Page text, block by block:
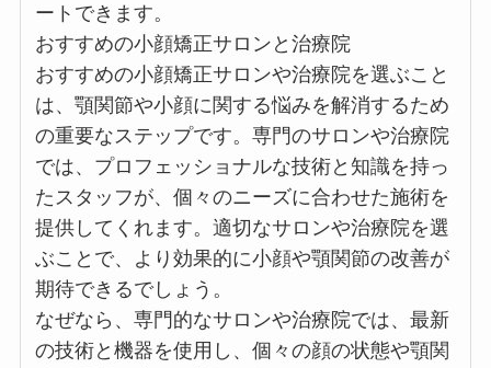
ートできます。
おすすめの小顔矯正サロンと治療院
おすすめの小顔矯正サロンや治療院を選ぶこと
は、顎関節や小顔に関する悩みを解消するため
の重要なステップです。専門のサロンや治療院
では、プロフェッショナルな技術と知識を持っ
たスタッフが、個々のニーズに合わせた施術を
提供してくれます。適切なサロンや治療院を選
ぶことで、より効果的に小顔や顎関節の改善が
期待できるでしょう。
なぜなら、専門的なサロンや治療院では、最新
の技術と機器を使用し、個々の顔の状態や顎関